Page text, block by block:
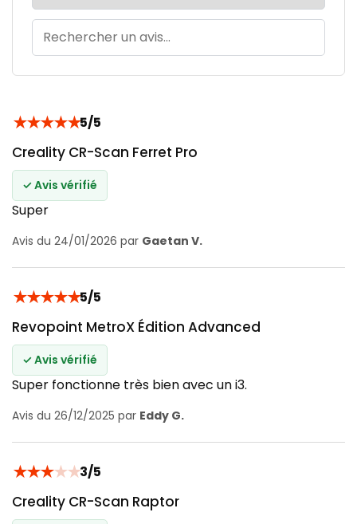
★★★★★5/5
Creality CR-Scan Ferret Pro
✓ Avis vérifié
Super
Avis du 24/01/2026 par Gaetan V.
★★★★★5/5
Revopoint MetroX Édition Advanced
✓ Avis vérifié
Super fonctionne très bien avec un i3.
Avis du 26/12/2025 par Eddy G.
★★★★★3/5
Creality CR-Scan Raptor